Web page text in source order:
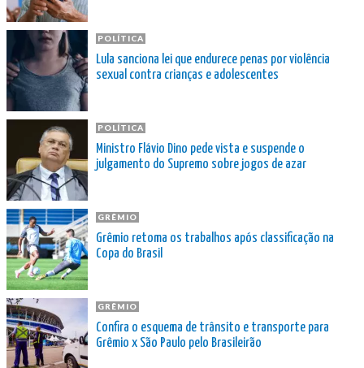
POLÍTICA
Lula sanciona lei que endurece penas por violência
sexual contra crianças e adolescentes
POLÍTICA
Ministro Flávio Dino pede vista e suspende o
julgamento do Supremo sobre jogos de azar
GRÊMIO
Grêmio retoma os trabalhos após classificação na
Copa do Brasil
GRÊMIO
Confira o esquema de trânsito e transporte para
Grêmio x São Paulo pelo Brasileirão